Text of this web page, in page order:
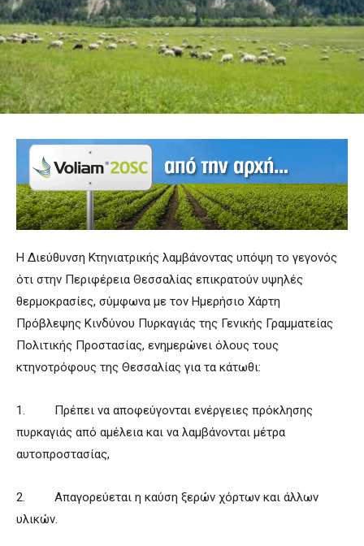
Η Διεύθυνση Κτηνιατρικής λαμβάνοντας υπόψη το γεγονός
ότι στην Περιφέρεια Θεσσαλίας επικρατούν υψηλές
θερμοκρασίες, σύμφωνα με τον Ημερήσιο Χάρτη
Πρόβλεψης Κινδύνου Πυρκαγιάς της Γενικής Γραμματείας
Πολιτικής Προστασίας, ενημερώνει όλους τους
κτηνοτρόφους της Θεσσαλίας για τα κάτωθι:
1. Πρέπει να αποφεύγονται ενέργειες πρόκλησης
πυρκαγιάς από αμέλεια και να λαμβάνονται μέτρα
αυτοπροστασίας,
2. Απαγορεύεται η καύση ξερών χόρτων και άλλων
υλικών.